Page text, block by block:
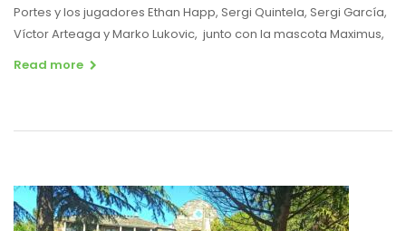
Portes y los jugadores Ethan Happ, Sergi Quintela, Sergi García,
Víctor Arteaga y Marko Lukovic, junto con la mascota Maximus,
Read more